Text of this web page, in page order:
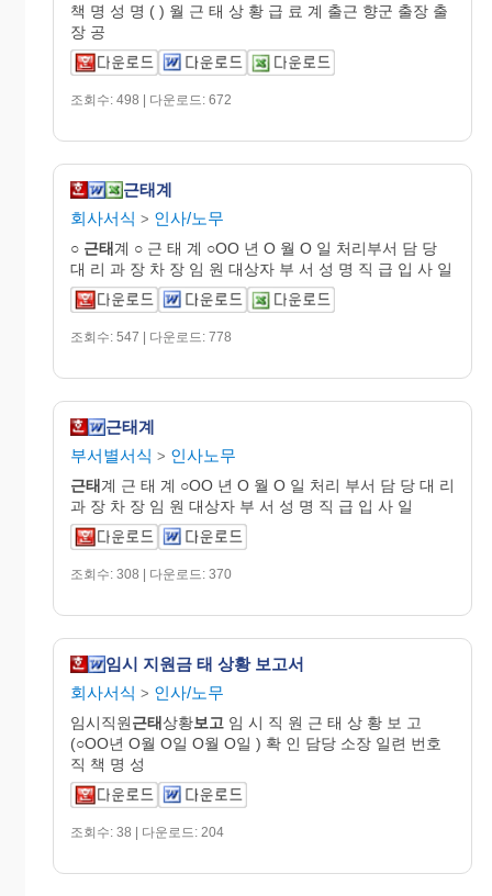
책 명 성 명 ( ) 월 근 태 상 황 급 료 계 출근 향군 출장 출
장 공
조회수: 498 | 다운로드: 672
근태계
회사서식 > 인사/노무
○ 근태계 ○ 근 태 계 ○OO 년 O 월 O 일 처리부서 담 당
대 리 과 장 차 장 임 원 대상자 부 서 성 명 직 급 입 사 일
조회수: 547 | 다운로드: 778
근태계
부서별서식 > 인사노무
근태계 근 태 계 ○OO 년 O 월 O 일 처리 부서 담 당 대 리
과 장 차 장 임 원 대상자 부 서 성 명 직 급 입 사 일
조회수: 308 | 다운로드: 370
임시 지원금 태 상황 보고서
회사서식 > 인사/노무
임시직원근태상황보고 임 시 직 원 근 태 상 황 보 고
(○OO년 O월 O일 O월 O일 ) 확 인 담당 소장 일련 번호
직 책 명 성
조회수: 38 | 다운로드: 204